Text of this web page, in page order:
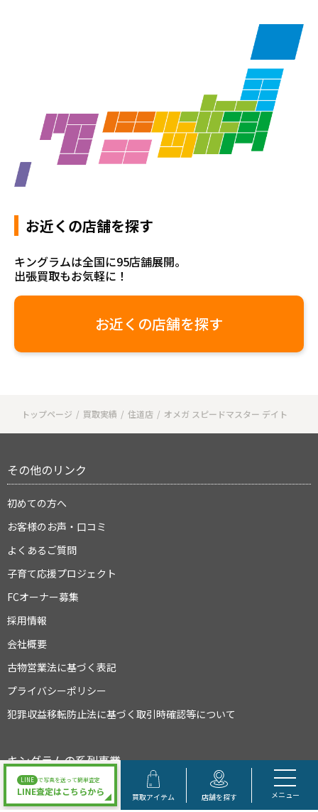
LINE で写真を送って簡単査定
LINE査定はこちらから 買取アイテム 店舗を探す メニュー
お近くの店舗を探す
キングラムは全国に95店舗展開。
出張買取もお気軽に！
お近くの店舗を探す
トップページ 買取実績 住道店 オメガ スピードマスター デイト
その他のリンク
初めての方へ
お客様のお声・口コミ
よくあるご質問
子育て応援プロジェクト
FCオーナー募集
採用情報
会社概要
古物営業法に基づく表記
プライバシーポリシー
犯罪収益移転防止法に基づく取引時確認等について
キングラムの系列事業